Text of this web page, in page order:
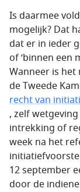
Is daarmee
mogelijk? Dat
dat er in ieder
of ‘binnen een
Wanneer is
de Tweede
recht van
, zelf
intrekking of
week na het
12 september
door de